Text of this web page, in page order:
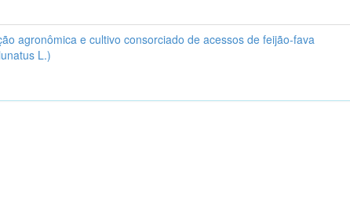
agronômica e cultivo consorciado de acessos de feijão-fava
L.)